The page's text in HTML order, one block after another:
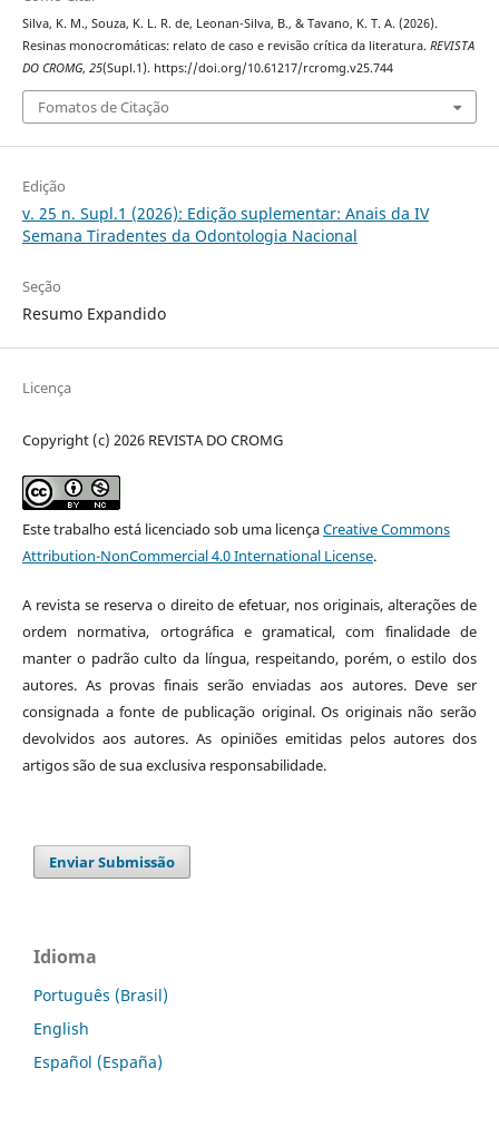
Silva, K. M., Souza, K. L. R. de, Leonan-Silva, B., & Tavano, K. T. A. (2026).
Resinas monocromáticas: relato de caso e revisão crítica da literatura. REVISTA
DO CROMG, 25(Supl.1). https://doi.org/10.61217/rcromg.v25.744
Fomatos de Citação
Edição
v. 25 n. Supl.1 (2026): Edição suplementar: Anais da IV
Semana Tiradentes da Odontologia Nacional
Seção
Resumo Expandido
Licença
Copyright (c) 2026 REVISTA DO CROMG
Este trabalho está licenciado sob uma licençaCreative Commons
Attribution-NonCommercial 4.0 International License.
A revista se reserva o direito de efetuar, nos originais, alterações de
ordem normativa, ortográfica e gramatical, com finalidade de
manter o padrão culto da língua, respeitando, porém, o estilo dos
autores. As provas finais serão enviadas aos autores. Deve ser
consignada a fonte de publicação original. Os originais não serão
devolvidos aos autores. As opiniões emitidas pelos autores dos
artigos são de sua exclusiva responsabilidade.
Enviar Submissão
Idioma
Português (Brasil)
English
Español (España)